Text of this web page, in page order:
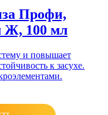
Профи,
100 мл
и повышает
к засухе.